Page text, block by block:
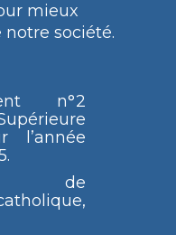
mieux
société.
n°2
l’année
de